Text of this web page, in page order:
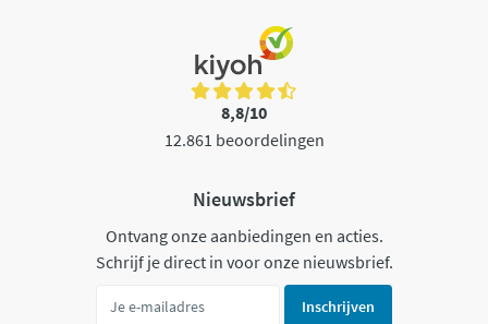
8,8/10
12.861 beoordelingen
Nieuwsbrief
Ontvang onze aanbiedingen en acties.
Schrijf je direct in voor onze nieuwsbrief.
Inschrijven